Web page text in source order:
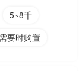
5~8千
需要时购置